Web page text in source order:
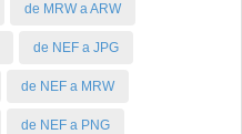
de MRW a ARW
de NEF a JPG
de NEF a MRW
de NEF a PNG